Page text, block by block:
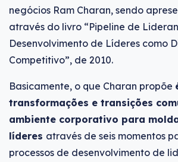
negócios Ram Charan, sendo
através do livro “Pipeline de
Desenvolvimento de Líderes como
Competitivo”, de 2010.
Basicamente, o que Charan propõe
transformações e transições
ambiente corporativo para
líderes através de seis momentos
processos de desenvolvimento de